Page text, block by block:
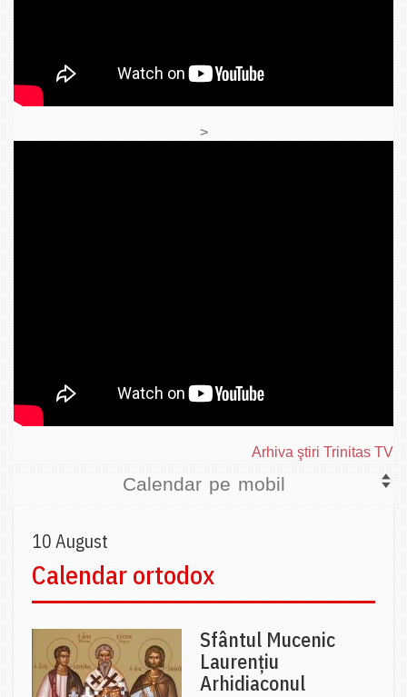
>
Arhiva ştiri Trinitas TV
Calendar pe mobil
10 August
Calendar ortodox
Sfântul Mucenic
Laurențiu
Arhidiaconul